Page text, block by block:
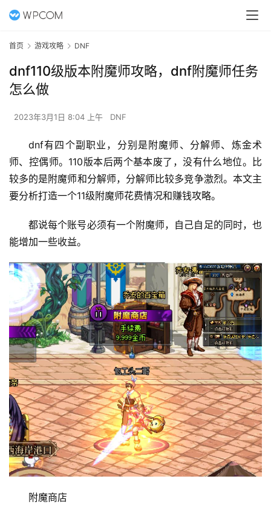
首页 游戏攻略 DNF
dnf110级版本附魔师攻略，dnf附魔师任务
怎么做
2023年3月1日 8:04 上午 DNF
dnf有四个副职业，分别是附魔师、分解师、炼金术
师、控偶师。110版本后两个基本废了，没有什么地位。比
较多的是附魔师和分解师，分解师比较多竞争激烈。本文主
要分析打造一个11级附魔师花费情况和赚钱攻略。
都说每个账号必须有一个附魔师，自己自足的同时，也
能增加一些收益。
附魔商店